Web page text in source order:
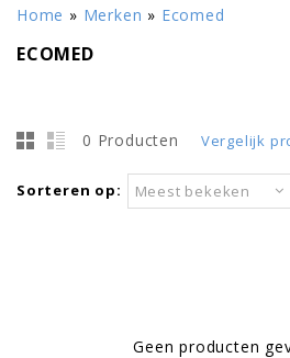
Home » Merken » Ecomed
ECOMED
0 Producten Vergelijk
Sorteren op: Meest bekeken
Geen producten